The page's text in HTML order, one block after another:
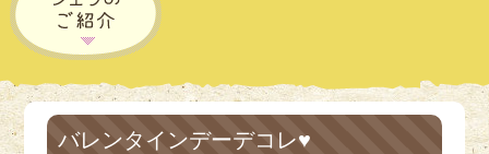
バレンタインデーデコレ♥